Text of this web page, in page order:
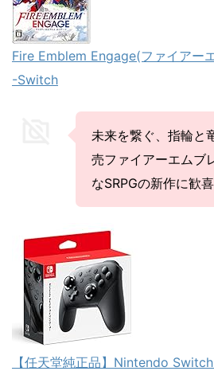
Fire Emblem Engage(ファイアー
-Switch
未来を繋ぐ、指輪と
売ファイアーエムブ
なSRPGの新作に歓喜
【任天堂純正品】Nintendo